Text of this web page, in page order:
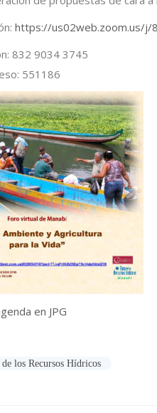
https://us02web.zoom.us/j/
832 9034 3745
551186
en JPG
los Recursos Hídricos